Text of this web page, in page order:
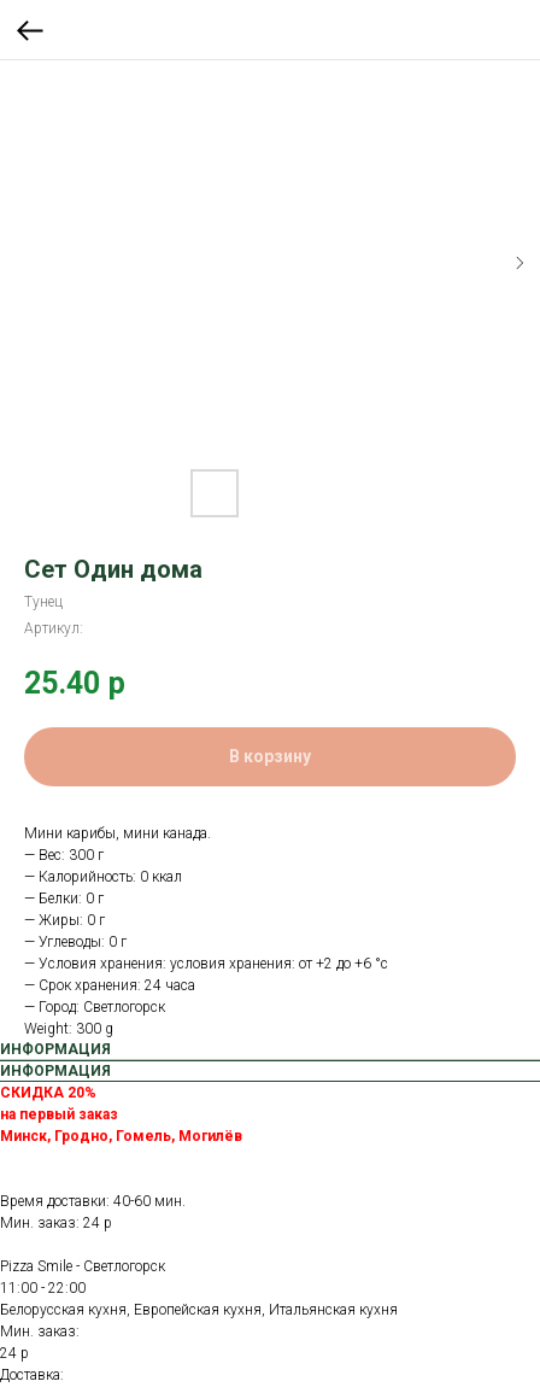
Сет Один дома
Тунец
Артикул:
25.40 р
В корзину
Мини карибы, мини канада.
— Вес: 300 г
— Калорийность: 0 ккал
— Белки: 0 г
— Жиры: 0 г
— Углеводы: 0 г
— Условия хранения: условия хранения: от +2 до +6 °с
— Срок хранения: 24 часа
— Город: Светлогорск
Weight: 300 g
ИНФОРМАЦИЯ
ИНФОРМАЦИЯ
СКИДКА 20%
на первый заказ
Минск, Гродно, Гомель, Могилёв
Время доставки: 40-60 мин.
Мин. заказ: 24 р
Pizza Smile - Светлогорск
11:00 - 22:00
Белорусская кухня, Европейская кухня, Итальянская кухня
Мин. заказ:
24 р
Доставка: